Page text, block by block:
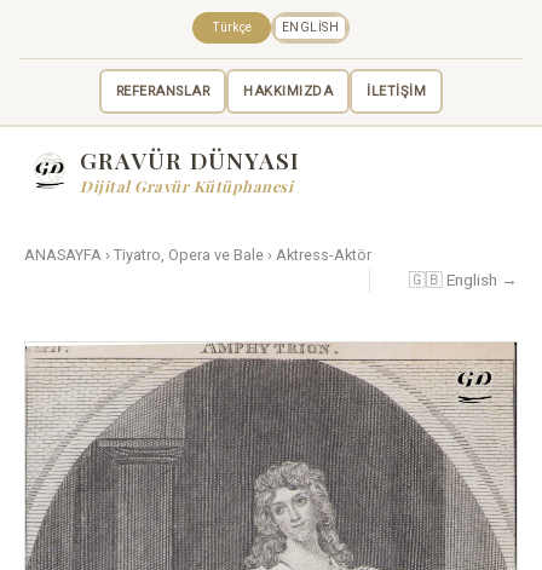
REFERANSLAR HAKKIMIZDA İLETİŞİM
Türkçe ENGLISH
GRAVÜR DÜNYASI
Dijital Gravür Kütüphanesi
ANASAYFA › Tiyatro, Opera ve Bale › Aktress-Aktör
🇬🇧 English →